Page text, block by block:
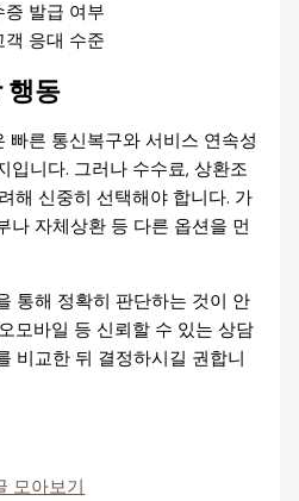
발급 여부
응대 수준
행동
빠른 통신복구와 서비스 연속성
입니다. 그러나 수수료, 상환조
해 신중히 선택해야 합니다. 가
나 자체상환 등 다른 옵션을 먼
통해 정확히 판단하는 것이 안
모바일 등 신뢰할 수 있는 상담
비교한 뒤 결정하시길 권합니
모아보기